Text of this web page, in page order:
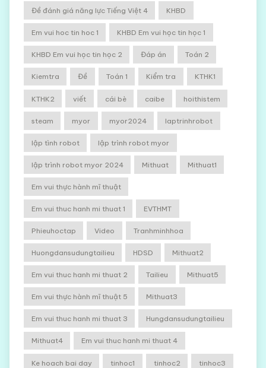
Đề đánh giá năng lực Tiếng Việt 4 KHBD
Em vui hoc tin hoc 1 KHBD Em vui học tin học 1
KHBD Em vui học tin học 2 Đáp án Toán 2
Kiemtra Đề Toán 1 Kiểm tra KTHK1
KTHK2 viết cái bè caibe hoithistem
steam myor myor2024 laptrinhrobot
lập tình robot lập trình robot myor
lập trình robot myor 2024 Mithuat Mithuat1
Em vui thực hành mĩ thuật
Em vui thuc hanh mi thuat 1 EVTHMT
Phieuhoctap Video Tranhminhhoa
Huongdansudungtailieu HDSD Mithuat2
Em vui thuc hanh mi thuat 2 Tailieu Mithuat5
Em vui thực hành mĩ thuật 5 Mithuat3
Em vui thuc hanh mi thuat 3 Hungdansudungtailieu
Mithuat4 Em vui thuc hanh mi thuat 4
Ke hoach bai day tinhoc1 tinhoc2 tinhoc3